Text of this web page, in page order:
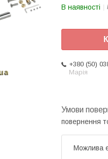
В наявності
+380 (50)
Марія
повернення